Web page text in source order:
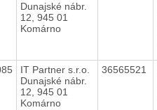
Dunajské nábr.
12, 945 01
Komárno
IT Partner s.r.o.
Dunajské nábr.
12, 945 01
Komárno
36565521